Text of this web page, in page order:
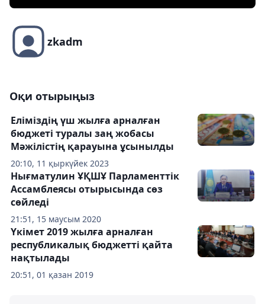
zkadm
Оқи отырыңыз
20:10, 11 қыркүйек 2023
Еліміздің үш жылға арналған
бюджеті туралы заң жобасы
Мәжілістің қарауына ұсынылды
21:51, 15 маусым 2020
Нығматулин ҰҚШҰ Парламенттік
Ассамблеясы отырысында сөз
сөйледі
20:51, 01 қазан 2019
Үкімет 2019 жылға арналған
республикалық бюджетті қайта
нақтылады